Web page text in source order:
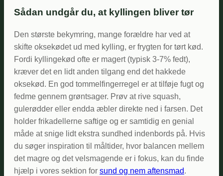
Sådan undgår du, at kyllingen bliver tør
Den største bekymring, mange forældre har ved at
skifte oksekødet ud med kylling, er frygten for tørt kød.
Fordi kyllingekød ofte er magert (typisk 3-7% fedt),
kræver det en lidt anden tilgang end det hakkede
oksekød. En god tommelfingerregel er at tilføje fugt og
fedme gennem grøntsager. Prøv at rive squash,
gulerødder eller endda æbler direkte ned i farsen. Det
holder frikadellerne saftige og er samtidig en genial
måde at snige lidt ekstra sundhed indenbords på. Hvis
du søger inspiration til måltider, hvor balancen mellem
det magre og det velsmagende er i fokus, kan du finde
hjælp i vores sektion for sund og nem aftensmad.